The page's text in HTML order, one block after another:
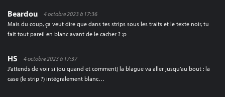
Beardou
4 octobre 2023 à 17:36
Mais du coup, ça veut dire que dans tes strips sous les traits et le texte noir, tu
fait tout pareil en blanc avant de le cacher ? :p
HS
4 octobre 2023 à 17:37
J’attends de voir si (ou quand et comment) la blague va aller jusqu’au bout : la
case (le strip ?) intégralement blanc…